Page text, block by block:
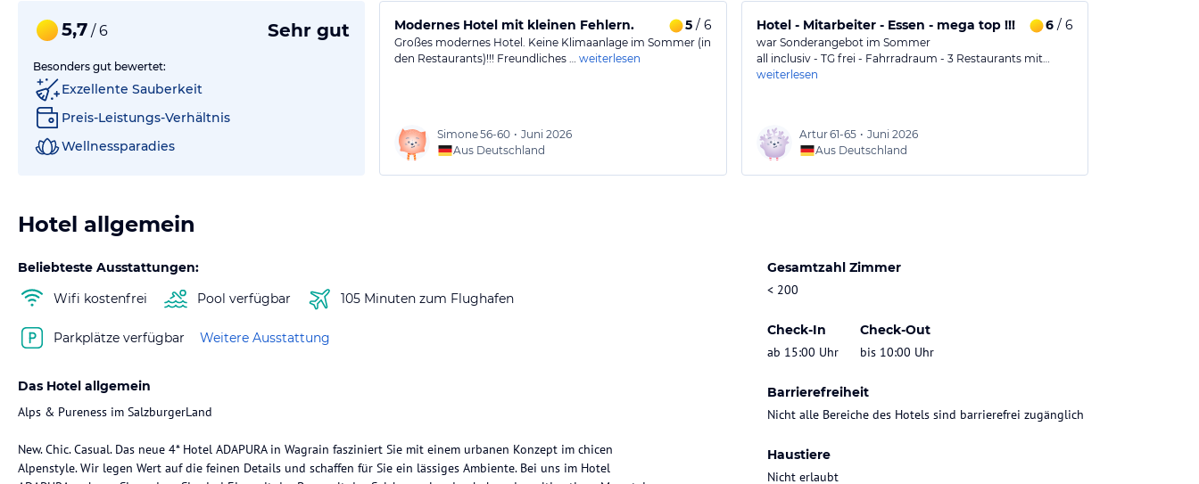
5,7 / 6 Sehr gut
Besonders gut bewertet:
Exzellente Sauberkeit
Preis-Leistungs-Verhältnis
Wellnessparadies
Modernes Hotel mit kleinen Fehlern. 5/ 6
Großes modernes Hotel. Keine Klimaanlage im Sommer (in
den Restaurants)!!! Freundliches … weiterlesen
Simone56-60 • Juni 2026
Aus Deutschland
Hotel - Mitarbeiter - Essen - mega top !!! 6/ 6
war Sonderangebot im Sommer
all inclusiv - TG frei - Fahrradraum - 3 Restaurants mit…
weiterlesen
Artur61-65 • Juni 2026
Aus Deutschland
Hotel allgemein
Beliebteste Ausstattungen:
Wifi kostenfrei
Pool verfügbar 105 Minuten zum Flughafen
Parkplätze verfügbar Weitere Ausstattung
Gesamtzahl Zimmer
< 200
Check-In
ab 15:00 Uhr
Check-Out
bis 10:00 Uhr
Barrierefreiheit
Nicht alle Bereiche des Hotels sind barrierefrei zugänglich
Haustiere
Nicht erlaubt
Das Hotel allgemein
Alps & Pureness im SalzburgerLand
New. Chic. Casual. Das neue 4* Hotel ADAPURA in Wagrain fasziniert Sie mit einem urbanen Konzept im chicen
Alpenstyle. Wir legen Wert auf die feinen Details und schaffen für Sie ein lässiges Ambiente. Bei uns im Hotel